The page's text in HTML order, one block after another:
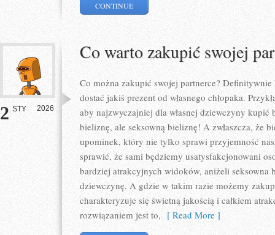
CONTINUE
2 STY 2026
Co warto zakupić swojej
Co można zakupić swojej partnerce?
dostać jakiś prezent od własnego chłopaka.
aby najzwyczajniej dla własnej dziewczyny kupić
bieliznę, ale seksowną bieliznę! A zwłaszcza, że
upominek, który nie tylko sprawi przyjemność
sprawić, że sami będziemy usatysfakcjonowani
bardziej atrakcyjnych widoków, aniżeli seksowna
dziewczynę. A gdzie w takim razie możemy
charakteryzuje się świetną jakością i całkiem
rozwiązaniem jest to, [ Read More ]